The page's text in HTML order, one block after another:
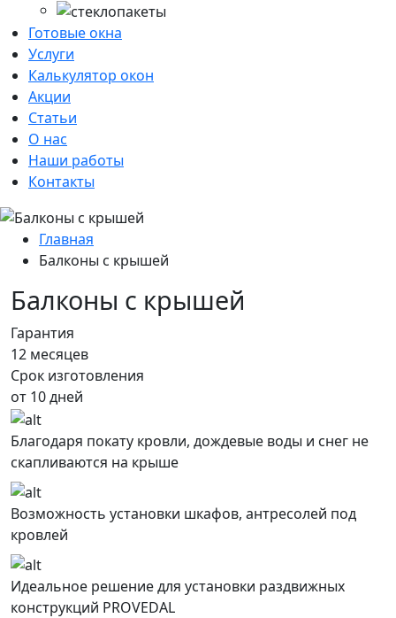
Готовые окна
Услуги
Калькулятор окон
Акции
Статьи
О нас
Наши работы
Контакты
Главная
Балконы с крышей
Балконы с крышей
Гарантия
12 месяцев
Срок изготовления
от 10 дней
Благодаря покату кровли, дождевые воды и снег не
скапливаются на крыше
Возможность установки шкафов, антресолей под
кровлей
Идеальное решение для установки раздвижных
конструкций PROVEDAL